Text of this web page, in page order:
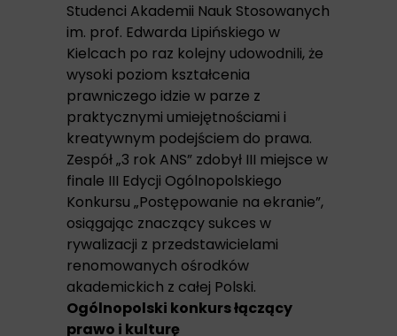
Studenci Akademii Nauk Stosowanych
im. prof. Edwarda Lipińskiego w
Kielcach po raz kolejny udowodnili, że
wysoki poziom kształcenia
prawniczego idzie w parze z
praktycznymi umiejętnościami i
kreatywnym podejściem do prawa.
Zespół „3 rok ANS” zdobył III miejsce w
finale III Edycji Ogólnopolskiego
Konkursu „Postępowanie na ekranie”,
osiągając znaczący sukces w
rywalizacji z przedstawicielami
renomowanych ośrodków
akademickich z całej Polski.
Ogólnopolski konkurs łączący
prawo i kulturę